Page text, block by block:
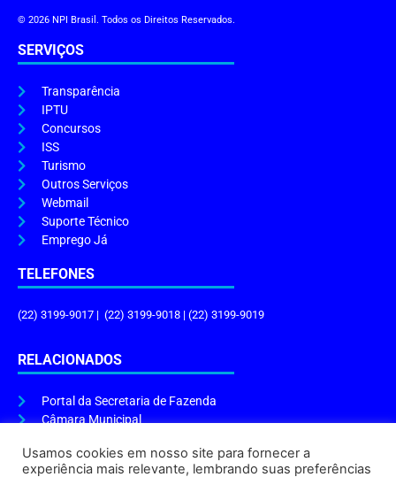
© 2026 NPI Brasil. Todos os Direitos Reservados.
SERVIÇOS
Transparência
IPTU
Concursos
ISS
Turismo
Outros Serviços
Webmail
Suporte Técnico
Emprego Já
TELEFONES
(22) 3199-9017 | (22) 3199-9018 | (22) 3199-9019
RELACIONADOS
Portal da Secretaria de Fazenda
Câmara Municipal
ENDEREÇO E HORÁRIO
Usamos cookies em nosso site para fornecer a
experiência mais relevante, lembrando suas preferências